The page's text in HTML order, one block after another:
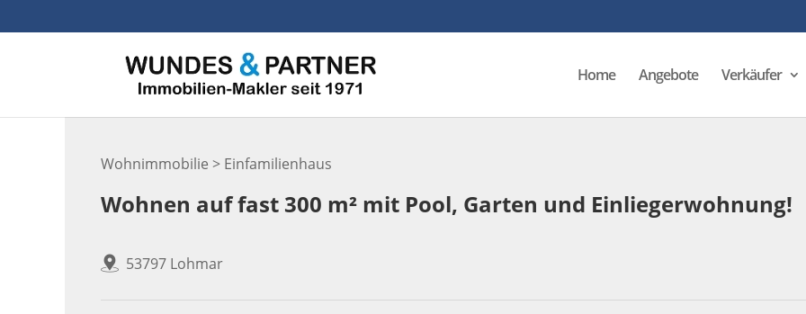
Home Angebote Verkäufer
Wohnimmobilie > Einfamilienhaus
Wohnen auf fast 300 m² mit Pool, Garten und Einliegerwohnung!
53797 Lohmar